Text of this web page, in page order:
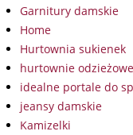
Garnitury damskie
Home
Hurtownia sukienek
hurtownie odzieżowe
idealne portale do
jeansy damskie
Kamizelki